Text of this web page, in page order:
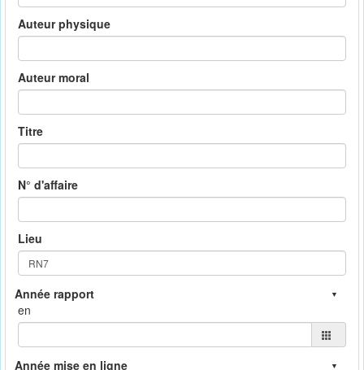
Auteur physique
Auteur moral
Titre
N° d'affaire
Lieu
en